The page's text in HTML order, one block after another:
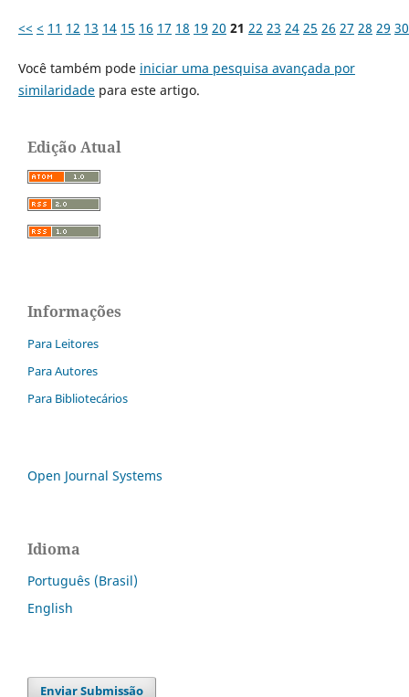
<< < 11 12 13 14 15 16 17 18 19 20 21 22 23 24 25 26 27 28 29 30
Você também pode iniciar uma pesquisa avançada por
similaridadepara este artigo.
Edição Atual
Informações
Para Leitores
Para Autores
Para Bibliotecários
Open Journal Systems
Idioma
Português (Brasil)
English
Enviar Submissão